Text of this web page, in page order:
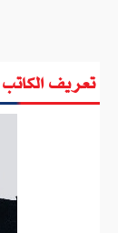
تعريف الكاتب